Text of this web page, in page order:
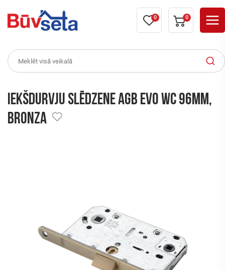
0 0
Iekšdurvju slēdzene AGB EVO WC 96mm,
bronza